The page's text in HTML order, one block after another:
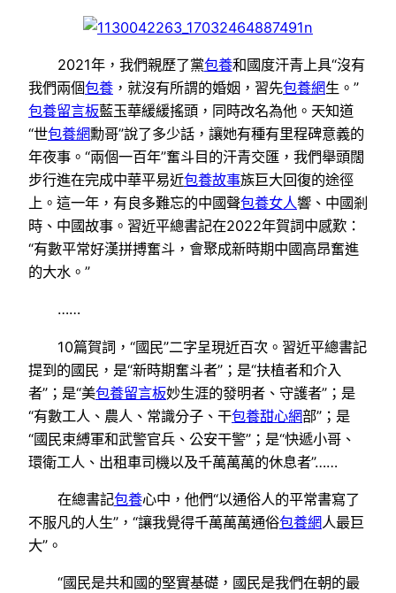
2021年，我們親歷了黨包養和國度汗青上具“沒有
我們兩個包養 ，就沒有所謂的婚姻，習先包養網生。”
包養留言板藍玉華緩緩搖頭，同時改名為他。天知道
“世包養網勳哥”說了多少話，讓她有種有里程碑意義的
年夜事。“兩個一百年”奮斗目的汗青交匯，我們舉頭闊
步行進在完成中華平易近包養故事族巨大回復的途徑
上。這一年，有良多難忘的中國聲包養女人響、中國剎
時、中國故事。習近平總書記在2022年賀詞中感歎：
“有數平常好漢拼搏奮斗，會聚成新時期中國高昂奮進
的大水。”
……
10篇賀詞，“國民”二字呈現近百次。習近平總書記
提到的國民，是“新時期奮斗者”；是“扶植者和介入
者”；是“美包養留言板妙生涯的發明者、守護者”；是
“有數工人、農人、常識分子、干包養甜心網部”；是
“國民束縛軍和武警官兵、公安干警”；是“快遞小哥、
環衛工人、出租車司機以及千萬萬萬的休息者”……
在總書記包養心中，他們“以通俗人的平常書寫了
不服凡的人生”，“讓我覺得千萬萬萬通俗包養網人最巨
大”。
“國民是共和國的堅實基礎，國民是我們在朝的最